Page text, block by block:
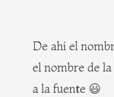
De ahí el
el nombre de
a la fuente 😃